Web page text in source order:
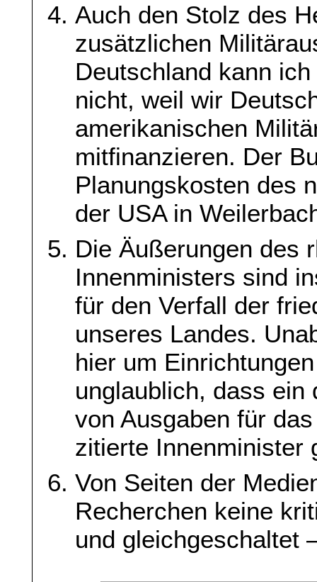
Auch den Stolz des
zusätzlichen
Deutschland kann
nicht, weil wir
amerikanischen
mitfinanzieren. Der
Planungskosten des
der USA in
Die Äußerungen des
Innenministers sind
für den Verfall der
unseres Landes.
hier um
unglaublich, dass ein
von Ausgaben für
zitierte Innenminister
Von Seiten der
Recherchen keine
und gleichgeschaltet